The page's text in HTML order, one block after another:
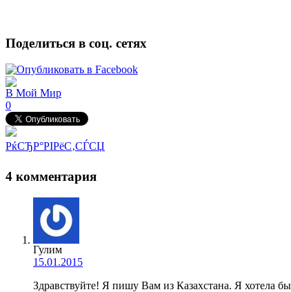
Поделиться в соц. сетях
В Мой Мир
0
РќСЂР°РІРёС‚СЃСЏ
4 комментария
Гулим
15.01.2015
Здравствуйте! Я пишу Вам из Казахстана. Я хотела